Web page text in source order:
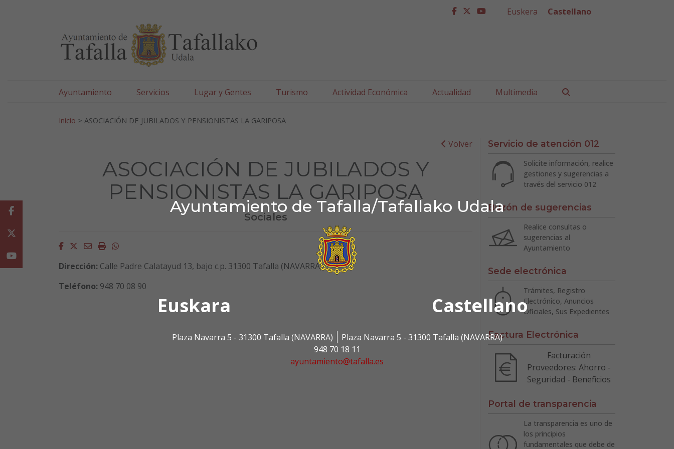
Ayuntamiento de Tafalla/Tafallako Udala
Euskara Castellano
Plaza Navarra 5 - 31300 Tafalla (NAVARRA)
Plaza Navarra 5 - 31300 Tafalla (NAVARRA)
948 70 18 11
ayuntamiento@tafalla.es
facebook
twitter
youtube
Euskera Castellano
Ayuntamiento Servicios Lugar y Gentes Turismo Actividad Económica Actualidad Multimedia
Inicio > ASOCIACIÓN DE JUBILADOS Y PENSIONISTAS LA GARIPOSA
Volver
ASOCIACIÓN DE JUBILADOS Y
PENSIONISTAS LA GARIPOSA
Sociales
Facebook
Twitter
EmailImprimirWhatsapp
Dirección: Calle Padre Calatayud 13, bajo c.p. 31300 Tafalla (NAVARRA)
Teléfono: 948 70 08 90
Servicio de atención 012
Solicite información, realice
gestiones y sugerencias a
través del servicio 012
Buzón de sugerencias
Realice consultas o
sugerencias al
Ayuntamiento
Sede electrónica
Trámites, Registro
Electrónico, Anuncios
Oficiales, Sus Expedientes
Factura Electrónica
Facturación
Proveedores: Ahorro -
Seguridad - Beneficios
Portal de transparencia
La transparencia es uno de
los principios
fundamentales que debe de
Facebook
Youtube